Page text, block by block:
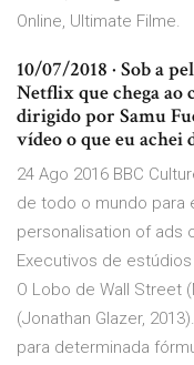
Online, Ultimate Filme.
10/07/2018 · Sob a
Netflix que chega ao
dirigido por Samu
vídeo o que eu achei
24 Ago 2016 BBC
de todo o mundo para
personalisation of ads
Executivos de
O Lobo de Wall Street
(Jonathan Glazer,
para determinada